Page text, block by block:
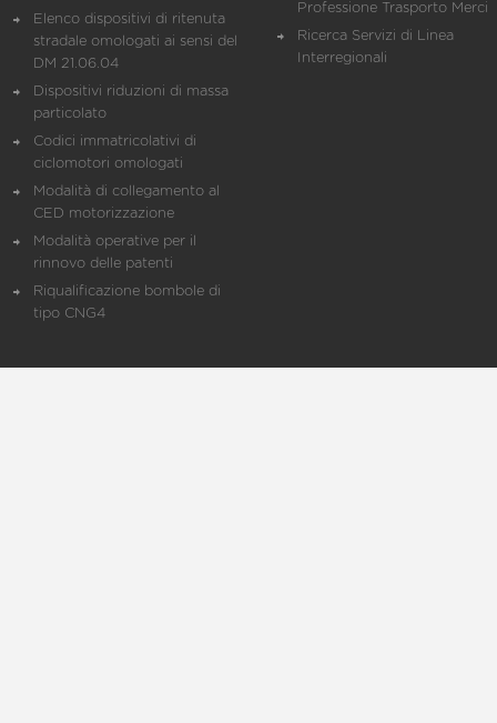
Elenco dispositivi di ritenuta
stradale omologati ai sensi del
DM 21.06.04
Dispositivi riduzioni di massa
particolato
Codici immatricolativi di
ciclomotori omologati
Modalità di collegamento al
CED motorizzazione
Modalità operative per il
rinnovo delle patenti
Riqualificazione bombole di
tipo CNG4
Professione Trasporto Merci
Ricerca Servizi di Linea
Interregionali